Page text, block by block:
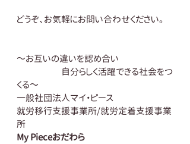
どうぞ、お気軽にお問い合わせください。
～お互いの違いを認め合い
自分らしく活躍できる社会をつ
くる～
一般社団法人マイ・ピース
就労移行支援事業所/就労定着支援事業
所
My Pieceおだわら